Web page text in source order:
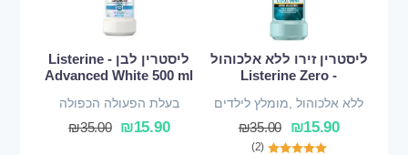
ליסטרין זירו ללא אלכוהול
- Listerine Zero
ללא אלכוהול ,מומלץ לילדים
₪15.90
₪35.00
(2)
ליסטרין לבן - Listerine
Advanced White 500 ml
בעלת הפעולה הכפולה
₪15.90
₪35.00